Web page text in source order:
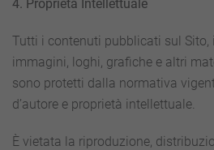
4. Proprietà Intellettuale
Tutti i contenuti pubblicati sul Sito,
immagini, loghi, grafiche e altri
sono protetti dalla normativa
d’autore e proprietà intellettuale.
È vietata la riproduzione,